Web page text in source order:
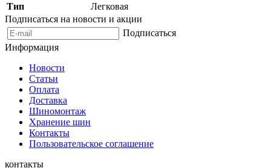
Тип
Легковая
Подписаться на новости и акции
Подписаться
Информация
Новости
Статьи
Оплата
Доставка
Шиномонтаж
Хранение шин
Контакты
Пользовательское соглашение
контакты